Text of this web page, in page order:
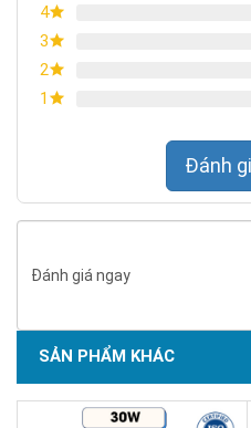
SẢN PHẨM DỊCH VỤ
4
3
2
1
Đánh giá ngay
SẢN PHẨM KHÁC